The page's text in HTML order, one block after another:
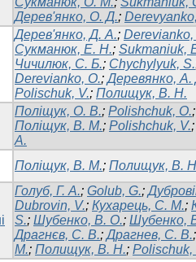
Дерев'янко, О. Д.;
Дерев'янко, Д. А.; Derevianko,
Сукманюк, Е. Н.; Sukmaniuk,
Чичилюк, С. Б.; Chychylyuk, S.
Derevianko, O.;Деревянко, А.
Polischuk, V.; Полищук, В. Н.
Поліщук, О. В.; Polishchuk, O.;
Поліщук, В. М.; Polishchuk, V.;
A.
Поліщук, В. М.; Полищук, В.
Голуб, Г. А.; Golub, G.;
Dubrovin, V.; Кухарець, С. М.;
S.; Шубенко, В. О.; Шубенко,
Драгнєв, С. В.;Драгнев, С. В.;
М.; Полищук, В. Н.; Polischuk,